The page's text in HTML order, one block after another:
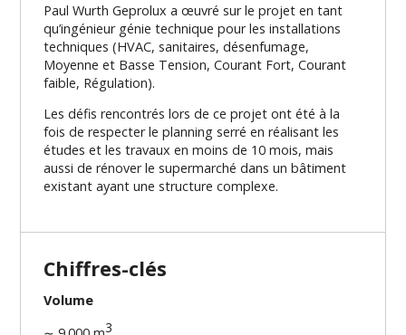
Paul Wurth Geprolux a œuvré sur le projet en tant
qu’ingénieur génie technique pour les installations
techniques (HVAC, sanitaires, désenfumage,
Moyenne et Basse Tension, Courant Fort, Courant
faible, Régulation).
Les défis rencontrés lors de ce projet ont été à la
fois de respecter le planning serré en réalisant les
études et les travaux en moins de 10 mois, mais
aussi de rénover le supermarché dans un bâtiment
existant ayant une structure complexe.
Chiffres-clés
Volume
3